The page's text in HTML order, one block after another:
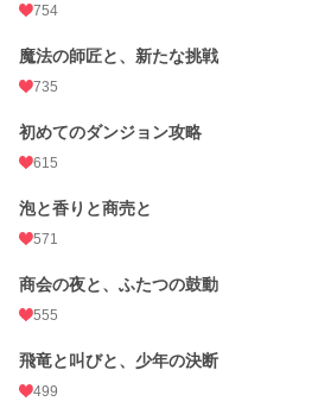
754
魔法の師匠と、新たな挑戦
735
初めてのダンジョン攻略
615
泡と香りと商売と
571
商会の夜と、ふたつの鼓動
555
飛竜と叫びと、少年の決断
499